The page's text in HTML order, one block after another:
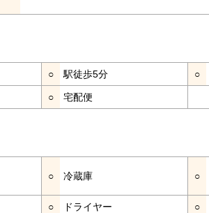
○ 駅徒歩5分 ○
○ 宅配便
○ 冷蔵庫 ○
○ ドライヤー ○